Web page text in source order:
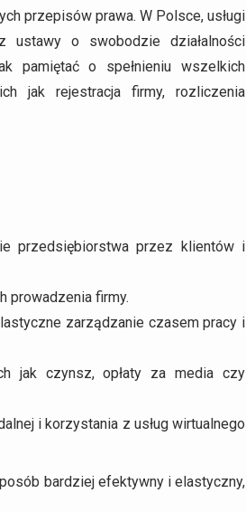
przepisów prawa. W Polsce, usługi
ustawy o swobodzie działalności
pamiętać o spełnieniu wszelkich
jak rejestracja firmy, rozliczenia
przedsiębiorstwa przez klientów i
prowadzenia firmy.
zarządzanie czasem pracy i
jak czynsz, opłaty za media czy
i korzystania z usług wirtualnego
bardziej efektywny i elastyczny,